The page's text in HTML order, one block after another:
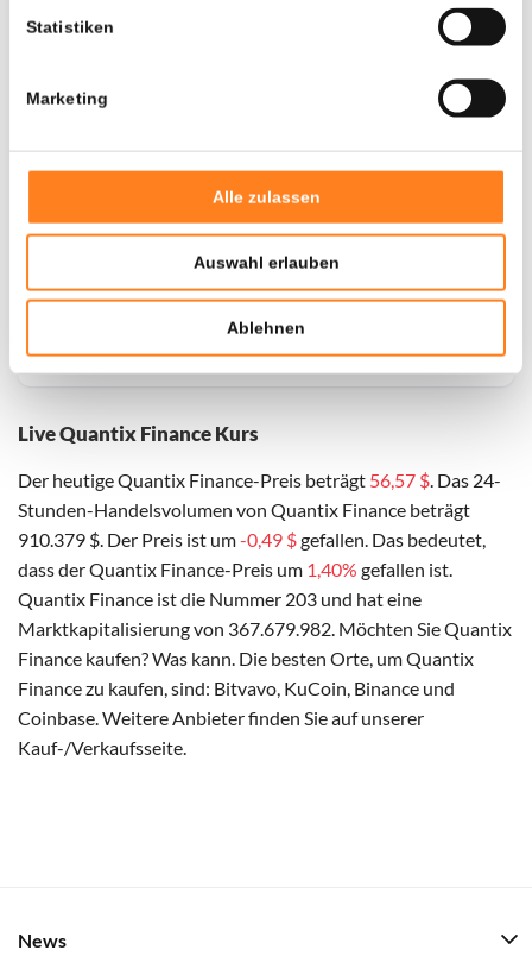
Statistiken
Marketing
Alle zulassen
Auswahl erlauben
Ablehnen
Live Quantix Finance Kurs
Der heutige Quantix Finance-Preis beträgt 56,57 $. Das 24-
Stunden-Handelsvolumen von Quantix Finance beträgt
910.379 $. Der Preis ist um-0,49 $gefallen. Das bedeutet,
dass der Quantix Finance-Preis um 1,40% gefallen ist.
Quantix Finance ist die Nummer 203 und hat eine
Marktkapitalisierung von 367.679.982. Möchten Sie Quantix
Finance kaufen? Was kann. Die besten Orte, um Quantix
Finance zu kaufen, sind: Bitvavo, KuCoin, Binance und
Coinbase. Weitere Anbieter finden Sie auf unserer
Kauf-/Verkaufsseite.
+ 809,31%
FürQuantixAIhaben wir historische Daten seit01-04-
, das hypothetische erste Investitionsdatum wurde
entsprechend angepasst.
News